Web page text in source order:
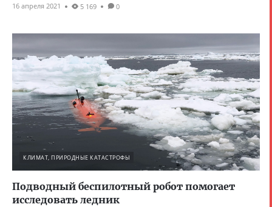
16 апреля 2021 5 169 0
КЛИМАТ, ПРИРОДНЫЕ КАТАСТРОФЫ
Подводный беспилотный робот помогает
исследовать ледник